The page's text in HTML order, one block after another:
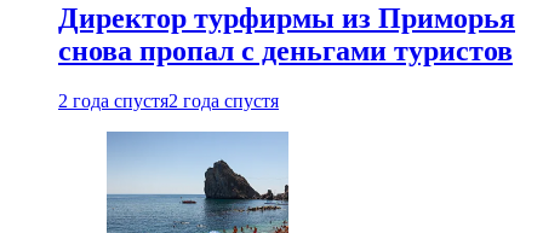
Директор турфирмы из Приморья
снова пропал с деньгами туристов
2 года спустя2 года спустя